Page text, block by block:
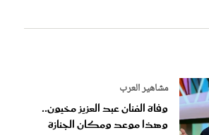
مشاهير العرب
وفاة الفنان عبد العزيز مخيون..
وهذا موعد ومكان الجنازة